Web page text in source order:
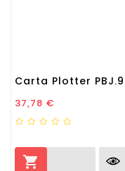
Carta Plotter
Prezzo
37,78 €
